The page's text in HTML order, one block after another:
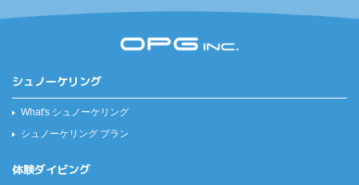
シュノーケリング
What's シュノーケリング
シュノーケリング プラン
体験ダイビング